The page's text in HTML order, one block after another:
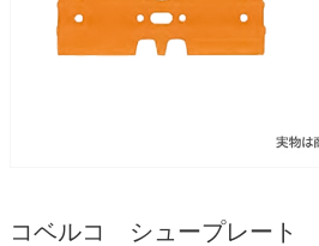
コベルコ シュープレート